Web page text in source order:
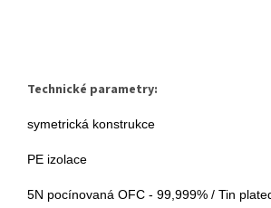
Technické parametry:
symetrická konstrukce
PE izolace
5N pocínovaná OFC - 99,999% / Tin